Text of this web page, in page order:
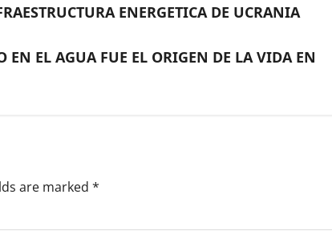
ENERGETICA DE UCRANIA
EN EL AGUA FUE EL ORIGEN DE LA VIDA EN
are marked *